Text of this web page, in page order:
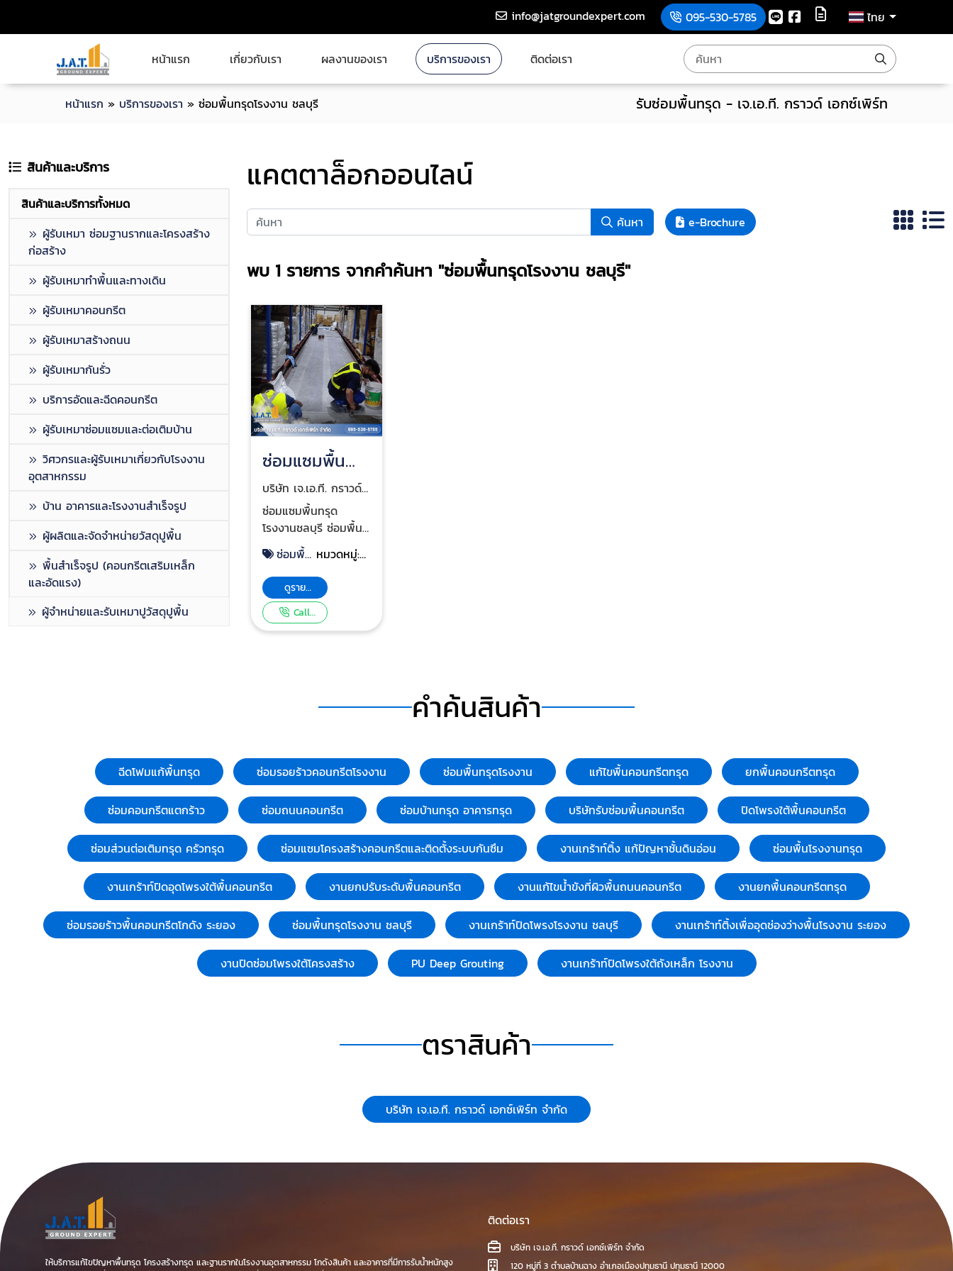
info@jatgroundexpert.com 095-530-5785 ไทย
หน้าแรก เกี่ยวกับเรา ผลงานของเรา บริการของเรา ติดต่อเรา
หน้าแรก » บริการของเรา » ซ่อมพื้นทรุดโรงงาน ชลบุรี รับซ่อมพื้นทรุด - เจ.เอ.ที. กราวด์ เอกซ์เพิร์ท
สินค้าและบริการ
สินค้าและบริการทั้งหมด
ผู้รับเหมา ซ่อมฐานรากและโครงสร้าง
ก่อสร้าง
ผู้รับเหมาทำพื้นและทางเดิน
ผู้รับเหมาคอนกรีต
ผู้รับเหมาสร้างถนน
ผู้รับเหมากันรั่ว
บริการอัดและฉีดคอนกรีต
ผู้รับเหมาซ่อมแซมและต่อเติมบ้าน
วิศวกรและผู้รับเหมาเกี่ยวกับโรงงาน
อุตสาหกรรม
บ้าน อาคารและโรงงานสำเร็จรูป
ผู้ผลิตและจัดจำหน่ายวัสดุปูพื้น
พื้นสำเร็จรูป (คอนกรีตเสริมเหล็ก
และอัดแรง)
ผู้จำหน่ายและรับเหมาปูวัสดุปูพื้น
แคตตาล็อกออนไลน์
ค้นหา e-Brochure
พบ 1 รายการ จากคำค้นหา "ซ่อมพื้นทรุดโรงงาน ชลบุรี"
ซ่อมแซมพื้น
ทรุดโรงงาน
ชลบุรี
บริษัท เจ.เอ.ที. กราวด์
เอกซ์เพิร์ท จำกัด
ซ่อมแซมพื้นทรุด
โรงงานชลบุรี ซ่อมพื้น
ทรุดโรงงาน ชลบุรี งาน
ซ่อมแซมผิวหน้า
คอนกรีตหลุดล่อน งาน
แก้ไขพื้นทรุด และชั้นดิน
หลวม ด้วยการเกร้าท์
คอนกรีตความหนืดสูง
บริษัท J.A.T. GROUND
EXPERT เป็นบริษัทที่
ดำเนินธุรกิจเกี่ยวกับ
การปรับปรุงสภาพดิน
(Soil Improvement),
แก้ไขปัญหาการทรุดตัว
อาคาร, แก้ไขงาน
คอนกรีตที่ชำรุดเสีย
หาย(Concrete
Repair) และยังเป็นผู้
เชี่ยวชาญในงานเกร้าท์
ติ้ง( grouting ) วัสดุ
พื้นคอนกรีต โครงสร้าง
ซ่อมพื้น
ชลบุรี
หมวดหมู่:
ซ่อม
ฐานรากและ
โครงสร้าง
ดูราย
ละเอียด
Call
Now
คำค้นสินค้า
ฉีดโฟมแก้พื้นทรุด ซ่อมรอยร้าวคอนกรีตโรงงาน ซ่อมพื้นทรุดโรงงาน แก้ไขพื้นคอนกรีตทรุด ยกพื้นคอนกรีตทรุด
ซ่อมคอนกรีตแตกร้าว ซ่อมถนนคอนกรีต ซ่อมบ้านทรุด อาคารทรุด บริษัทรับซ่อมพื้นคอนกรีต ปิดโพรงใต้พื้นคอนกรีต
ซ่อมส่วนต่อเติมทรุด ครัวทรุด ซ่อมแซมโครงสร้างคอนกรีตและติดตั้งระบบกันซึม งานเกร้าท์ติ้ง แก้ปัญหาชั้นดินอ่อน ซ่อมพื้นโรงงานทรุด
งานเกร้าท์ปิดอุดโพรงใต้พื้นคอนกรีต งานยกปรับระดับพื้นคอนกรีต งานแก้ไขน้ำขังที่ผิวพื้นถนนคอนกรีต งานยกพื้นคอนกรีตทรุด
ซ่อมรอยร้าวพื้นคอนกรีตโกดัง ระยอง ซ่อมพื้นทรุดโรงงาน ชลบุรี งานเกร้าท์ปิดโพรงโรงงาน ชลบุรี งานเกร้าท์ติ้งเพื่ออุดช่องว่างพื้นโรงงาน ระยอง
งานปิดซ่อมโพรงใต้โครงสร้าง PU Deep Grouting งานเกร้าท์ปิดโพรงใต้ถังเหล็ก โรงงาน
ตราสินค้า
บริษัท เจ.เอ.ที. กราวด์ เอกซ์เพิร์ท จำกัด
ให้บริการแก้ไขปัญหาพื้นทรุด โครงสร้างทรุด และฐานรากในโรงงานอุตสาหกรรม โกดังสินค้า และอาคารที่มีการรับน้ำหนักสูง
ติดต่อเรา
บริษัท เจ.เอ.ที. กราวด์ เอกซ์เพิร์ท จำกัด
120 หมู่ที่ 3 ตำบลบ้านฉาง อำเภอเมืองปทุมธานี ปทุมธานี 12000